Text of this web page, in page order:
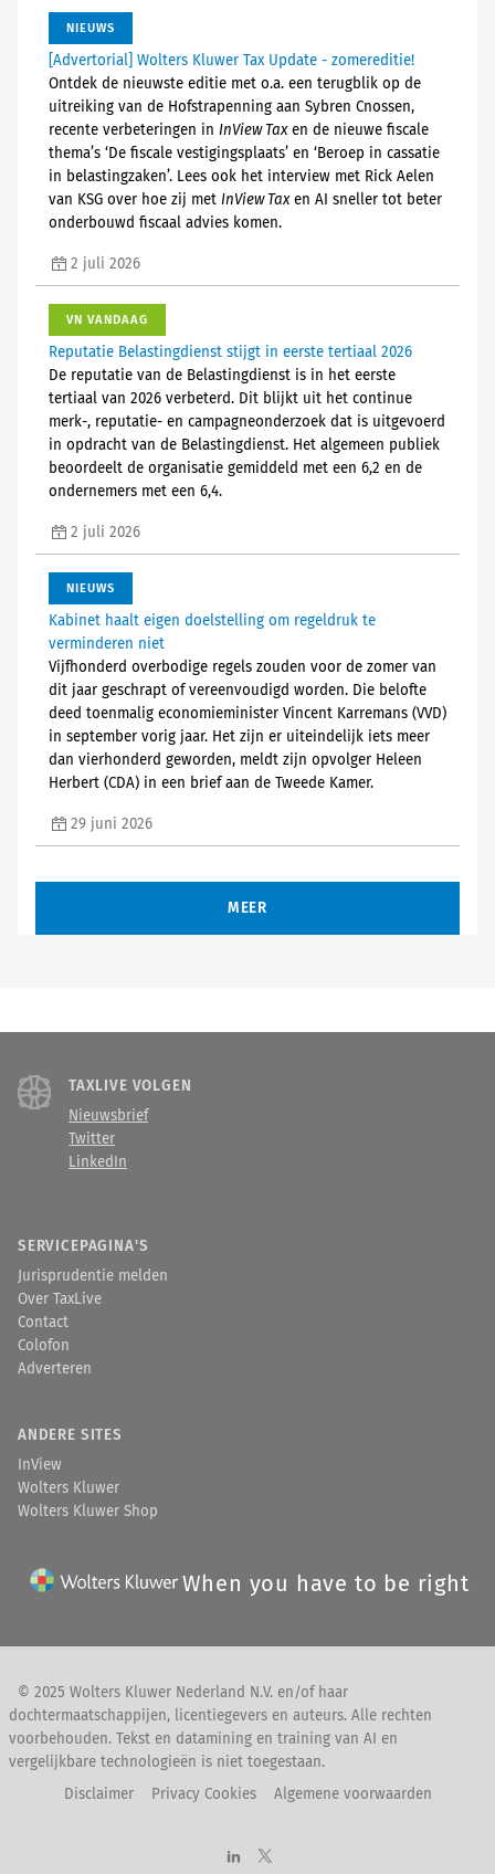
NIEUWS
[Advertorial] Wolters Kluwer Tax Update - zomereditie!
Ontdek de nieuwste editie met o.a. een terugblik op de
uitreiking van de Hofstrapenning aan Sybren Cnossen,
recente verbeteringen in InView Taxen de nieuwe fiscale
thema’s ‘De fiscale vestigingsplaats’ en ‘Beroep in cassatie
in belastingzaken’. Lees ook het interview met Rick Aelen
van KSG over hoe zij met InView Taxen AI sneller tot beter
onderbouwd fiscaal advies komen.
2 juli 2026
VN VANDAAG
Reputatie Belastingdienst stijgt in eerste tertiaal 2026
De reputatie van de Belastingdienst is in het eerste
tertiaal van 2026 verbeterd. Dit blijkt uit het continue
merk-, reputatie- en campagneonderzoek dat is uitgevoerd
in opdracht van de Belastingdienst. Het algemeen publiek
beoordeelt de organisatie gemiddeld met een 6,2 en de
ondernemers met een 6,4.
2 juli 2026
NIEUWS
Kabinet haalt eigen doelstelling om regeldruk te
verminderen niet
Vijfhonderd overbodige regels zouden voor de zomer van
dit jaar geschrapt of vereenvoudigd worden. Die belofte
deed toenmalig economieminister Vincent Karremans (VVD)
in september vorig jaar. Het zijn er uiteindelijk iets meer
dan vierhonderd geworden, meldt zijn opvolger Heleen
Herbert (CDA) in een brief aan de Tweede Kamer.
29 juni 2026
MEER
TAXLIVE VOLGEN
Nieuwsbrief
Twitter
LinkedIn
SERVICEPAGINA'S
Jurisprudentie melden
Over TaxLive
Contact
Colofon
Adverteren
ANDERE SITES
InView
Wolters Kluwer
Wolters Kluwer Shop
When you have to be right
© 2025 Wolters Kluwer Nederland N.V. en/of haar
dochtermaatschappijen, licentiegevers en auteurs. Alle rechten
voorbehouden. Tekst en datamining en training van AI en
vergelijkbare technologieën is niet toegestaan.
Disclaimer
Privacy Cookies Algemene voorwaarden